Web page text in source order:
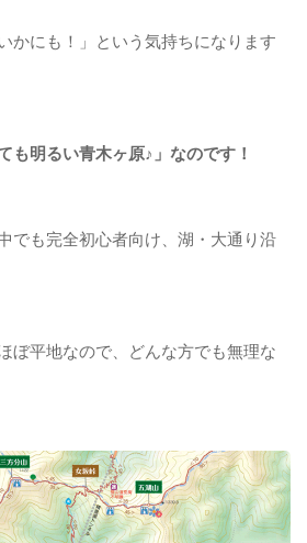
かにも！」という気持ちになります
も明るい青木ヶ原♪」なのです！
でも完全初心者向け、湖・大通り沿
ぼ平地なので、どんな方でも無理な